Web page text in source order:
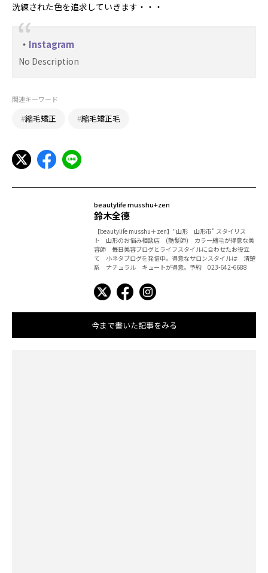
洗練された色を追求していきます・・・
Instagram
No Description
関連キーワード
#縮毛矯正 #縮毛矯正毛
beautylife musshu+zen
鈴木全德
【beautylife musshu＋zen】"山形 山形市" スタイリス
ト 山形のお悩み相談店 (艶髪師) カラー縮毛が得意な美
容師 毎日美容ブログとライフスタイルに合わせたお役立
て 小ネタブログを発信中。得意なサロンスタイルは 清楚
系 ナチュラル キュートが得意。予約 023-642-6688
今まで書いた記事をみる